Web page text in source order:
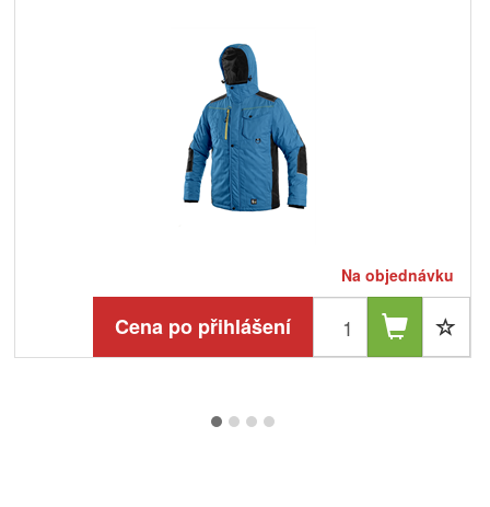
Na objednávku
Cena po přihlášení